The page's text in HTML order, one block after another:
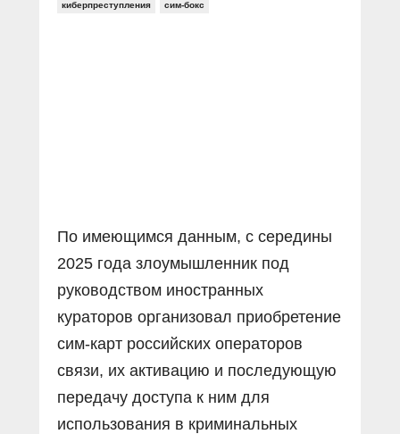
Социальные ролики
Прямой разговор
киберпреступления сим-бокс
По имеющимся данным, с середины
2025 года злоумышленник под
руководством иностранных
кураторов организовал приобретение
сим-карт российских операторов
связи, их активацию и последующую
передачу доступа к ним для
использования в криминальных